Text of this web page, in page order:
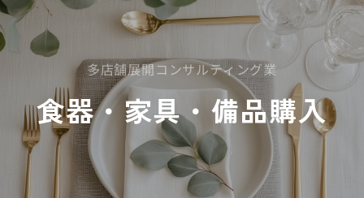
多店舗展開コンサルティング業
食器・家具・備品購入